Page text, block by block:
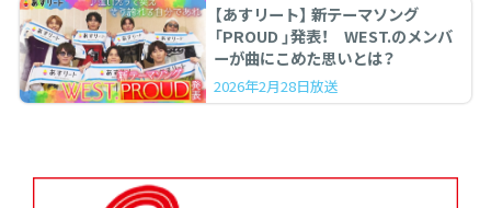
【あすリート】 新テーマソング
「PROUD 」発表！ WEST.のメンバ
ーが曲にこめた思いとは？
2026年2月28日放送